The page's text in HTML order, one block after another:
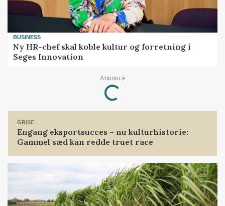
BUSINESS
Ny HR-chef skal koble kultur og forretning i
Seges Innovation
Annonce
Loading...
GRISE
Engang eksportsucces – nu kulturhistorie:
Gammel sæd kan redde truet race